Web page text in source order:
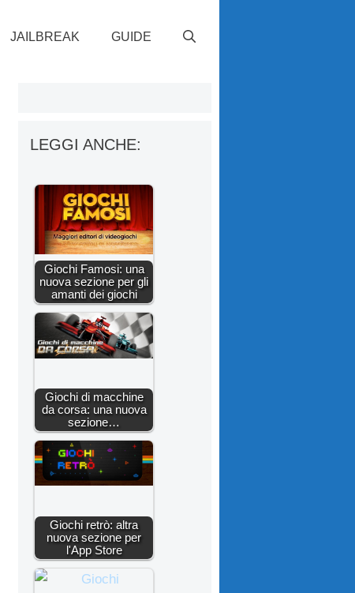
JAILBREAK GUIDE
LEGGI ANCHE:
Giochi Famosi: una
nuova sezione per gli
amanti dei giochi
Giochi di macchine
da corsa: una nuova
sezione…
Giochi retrò: altra
nuova sezione per
l'App Store